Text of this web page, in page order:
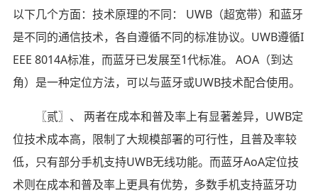
以下几个方面：技术原理的不同： UWB（超宽带）和蓝牙
是不同的通信技术，各自遵循不同的标准协议。UWB遵循I
EEE 8014A标准，而蓝牙已发展至1代标准。 AOA（到达
角）是一种定位方法，可以与蓝牙或UWB技术配合使用。
〖贰〗、 两者在成本和普及率上有显著差异，UWB定
位技术成本高，限制了大规模部署的可行性，且普及率较
低，只有部分手机支持UWB无线功能。而蓝牙AoA定位技
术则在成本和普及率上更具有优势，多数手机支持蓝牙功